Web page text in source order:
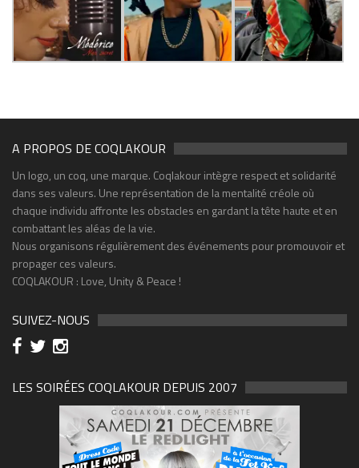
A PROPOS DE COQLAKOUR
Un logo, un coq, une marque. Coqlakour intègre respect et solidarité
dans ses valeurs. Une représentation de la mentalité créole où
chaque individu affronte les obstacles en gardant la tête haute et en
combattant les aléas de la vie.
Nous organisons régulièrement des événements pour promouvoir et
propager ces valeurs.
COQLAKOUR : Love, Unity & Peace !
SUIVEZ-NOUS
LES SOIRÉES COQLAKOUR DEPUIS 2007